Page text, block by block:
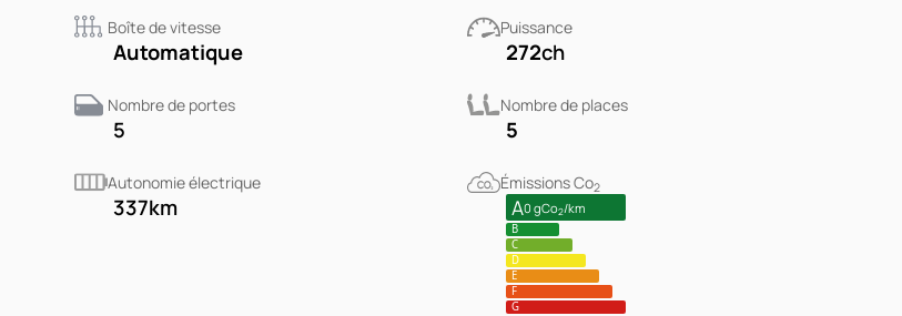
Boîte de vitesse
Automatique
Puissance
272ch
Nombre de portes
5
Nombre de places
5
Autonomie électrique
337km
Émissions Co2
A0 gCo2/km
B
C
D
E
F
G